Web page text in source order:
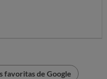
favoritas de Google